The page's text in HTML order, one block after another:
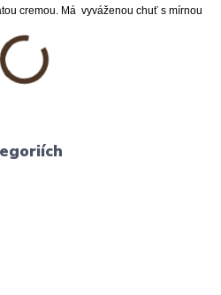
cremou. Má vyváženou chuť s mírnou